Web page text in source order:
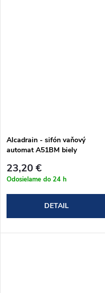
Alcadrain - sifón vaňový
automat A51BM biely
23,20 €
Odosielame do 24 h
DETAIL